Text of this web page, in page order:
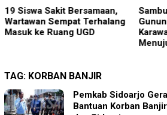
19 Siswa Sakit Bersamaan,
Wartawan Sempat Terhalang
Masuk ke Ruang UGD
TAG: KORBAN BANJIR
Pemkab Sidoarjo
Bantuan Korban